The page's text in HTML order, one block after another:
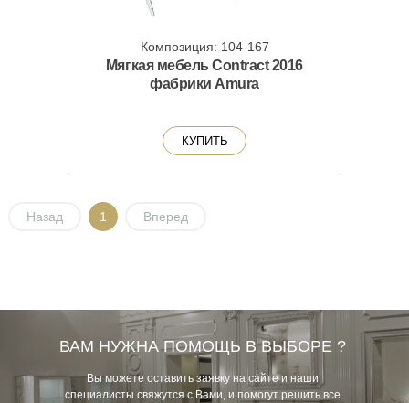
Композиция: 104-167
Мягкая мебель Contract 2016
фабрики Amura
КУПИТЬ
Назад 1 Вперед
ВАМ НУЖНА ПОМОЩЬ В ВЫБОРЕ ?
Вы можете оставить заявку на сайте и наши
специалисты свяжутся с Вами, и помогут решить все